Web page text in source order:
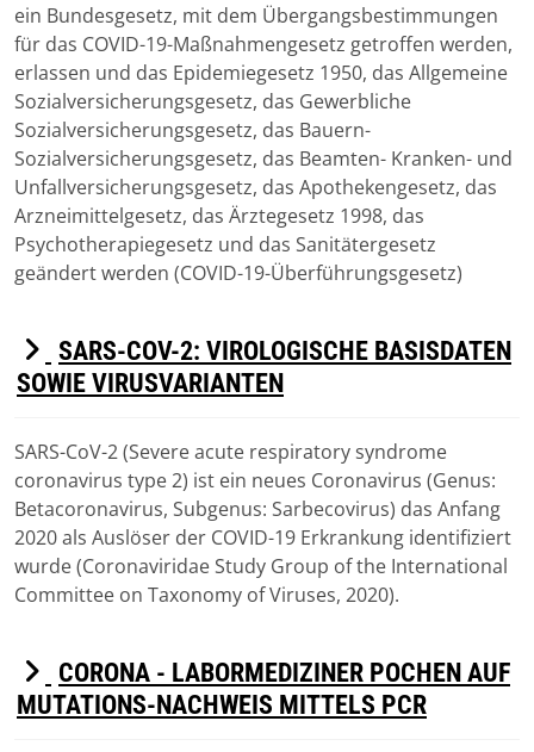
ein Bundesgesetz, mit dem Übergangsbestimmungen
für das COVID-19-Maßnahmengesetz getroffen werden,
erlassen und das Epidemiegesetz 1950, das Allgemeine
Sozialversicherungsgesetz, das Gewerbliche
Sozialversicherungsgesetz, das Bauern-
Sozialversicherungsgesetz, das Beamten- Kranken- und
Unfallversicherungsgesetz, das Apothekengesetz, das
Arzneimittelgesetz, das Ärztegesetz 1998, das
Psychotherapiegesetz und das Sanitätergesetz
geändert werden (COVID-19-Überführungsgesetz)
D
E
A
U
L
T
SARS-COV-2: VIROLOGISCHE BASISDATEN
SOWIE VIRUSVARIANTEN
Download
SARS-CoV-2 (Severe acute respiratory syndrome
coronavirus type 2) ist ein neues Coronavirus (Genus:
Betacoronavirus, Subgenus: Sarbecovirus) das Anfang
2020 als Auslöser der COVID-19 Erkrankung identifiziert
wurde (Coronaviridae Study Group of the International
Committee on Taxonomy of Viruses, 2020).
D
E
CORONA - LABORMEDIZINER POCHEN AUF
MUTATIONS-NACHWEIS MITTELS PCR